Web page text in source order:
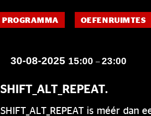
PROGRAMMA OEFENRUIMTES
30-08-2025 15:00 –23:00
SHIFT_ALT_REPEAT.
SHIFT_ALT_REPEAT is méér